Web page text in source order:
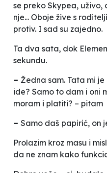
se preko Skypea,
nje... Oboje žive s
protiv. I sad su zajedno.
Ta dva sata, dok
sekundu.
– Žedna sam. Tata mi
ide? Samo to dam i oni
moram i platiti? – pitam
– Samo daš papirić, on
Prolazim kroz masu i
da ne znam kako